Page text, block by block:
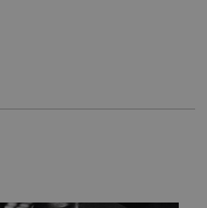
Inc.